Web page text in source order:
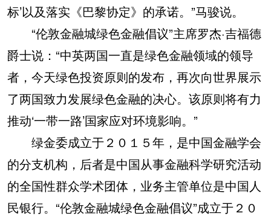
标’以及落实《巴黎协定》的承诺。”马骏说。
“伦敦金融城绿色金融倡议”主席罗杰·吉福德
爵士说：“中英两国一直是绿色金融领域的领导
者，今天绿色投资原则的发布，再次向世界展示
了两国致力发展绿色金融的决心。该原则将有力
推动‘一带一路’国家应对环境影响。”
绿金委成立于２０１５年，是中国金融学会
的分支机构，后者是中国从事金融科学研究活动
的全国性群众学术团体，业务主管单位是中国人
民银行。“伦敦金融城绿色金融倡议”成立于２０